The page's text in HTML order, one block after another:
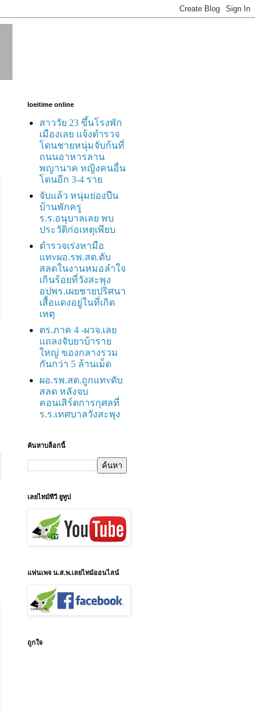
loeitime online
สาววัย 23 ขึ้นโรงพัก
เมืองเลย แจ้งตำรวจ
โดนชายหนุ่มจับก้นที่
ถนนอาหารลาน
พญานาค หญิงคนอื่น
โดนอีก 3-4 ราย
จับแล้ว หนุ่มย่องปีน
บ้านพักครู
ร.ร.อนุบาลเลย พบ
ประวัติก่อเหตุเพียบ
ตำรวจเร่งหามือ
แทvผอ.รพ.สต.ดับ
สลดในงานหมอลำใจ
เกินร้อยที่วังสะพุง
อปพร.เผยชายปริศนา
เสื้อแดงอยู่ในที่เกิด
เหตุ
ตร.ภาค 4 -ผวจ.เลย
แถลงจับยาบ้าราย
ใหญ่ ของกลางรวม
กันกว่า 5 ล้านเม็ด
ผอ.รพ.สต.ถูกแทvดับ
สลด หลังจบ
คอนเสิร์ตการกุศลที่
ร.ร.เทศบาลวังสะพุง
ค้นหาบล็อกนี้
เลยไทม์ทีวี ยูทูป
แฟนเพจ น.ส.พ.เลยไทม์ออนไลน์
ถูกใจ